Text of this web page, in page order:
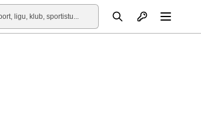
Otvori profil